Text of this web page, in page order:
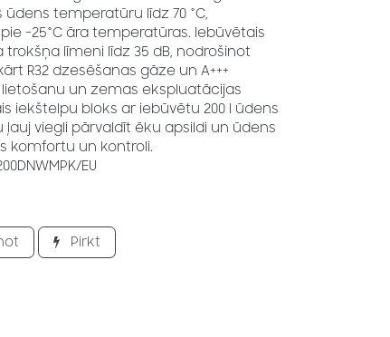
temperatūru līdz 70 °C,
−25°C āra temperatūras. Iebūvētais
trokšņa līmeni līdz 35 dB, nodrošinot
R32 dzesēšanas gāze un A+++
un zemas ekspluatācijas
iekštelpu bloks ar iebūvētu 200 l ūdens
viegli pārvaldīt ēku apsildi un ūdens
komfortu un kontroli.
EU
Pirkt